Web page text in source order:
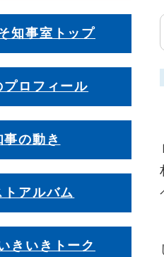
知事室トップ
プロフィール
事の動き
トアルバム
きいきトーク